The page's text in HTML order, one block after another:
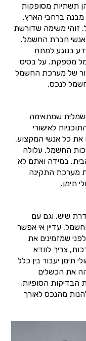
תשתיות מסופקות
ברחבי הארץ,
משימה שדורשת
אנשי חברת החשמל.
בנוגע למתח
מספקת. על בסיס
של מערכת החשמל
לנכס.
שמתאימה
לאישורי
את כל אנשי המקצוע.
החשמל, עלולה
במידה ואתם לא
מערכת התקינה
תימן.
שיש. וגם עם
עדיין אי אפשר
שמזמינים את
צריך לוודא
תימן יעבור בין כלל
את הכשלים
הבדיקות הסופיות,
מהנכס לאורך